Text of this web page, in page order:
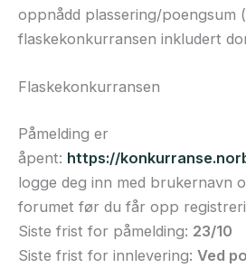
oppnådd plassering/poengsum
flaskekonkurransen inkludert
Flaskekonkurransen
Påmelding er
åpent: https://
logge deg inn med brukernavn
forumet før du får opp
Siste frist for påmelding: 23/10
Siste frist for innlevering: Ved